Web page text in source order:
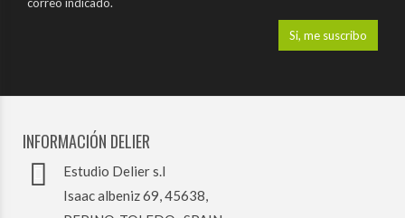
INFORMACIÓN DELIER
Estudio Delier s.l
Isaac albeniz 69, 45638,